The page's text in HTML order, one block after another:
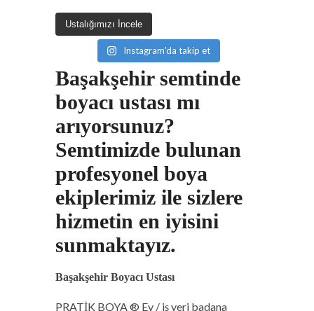
Ustalığımızı İncele
Instagram'da takip et
Başakşehir semtinde
boyacı ustası mı
arıyorsunuz?
Semtimizde bulunan
profesyonel boya
ekiplerimiz ile sizlere
hizmetin en iyisini
sunmaktayız.
Başakşehir Boyacı Ustası
PRATİK BOYA ® Ev / iş yeri badana